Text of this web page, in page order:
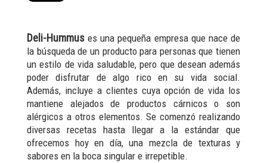
Deli-Hummuses una pequeña empresa que nace de
la búsqueda de un producto para personas que tienen
un estilo de vida saludable, pero que desean además
poder disfrutar de algo rico en su vida social.
Además, incluye a clientes cuya opción de vida los
mantiene alejados de productos cárnicos o son
alérgicos a otros elementos. Se comenzó realizando
diversas recetas hasta llegar a la estándar que
ofrecemos hoy en día, una mezcla de texturas y
sabores en la boca singular e irrepetible.